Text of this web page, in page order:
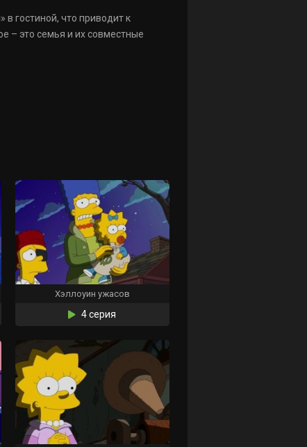
гостиной, что приводит к
– это семья и их совместные
Хэллоуин ужасов
4 серия